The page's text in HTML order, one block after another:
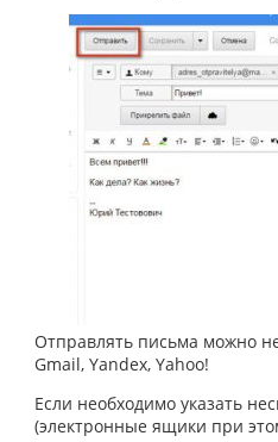
Отправлять письма можно
Gmail, Yandex, Yahoo!
Если необходимо указать
(электронные ящики при